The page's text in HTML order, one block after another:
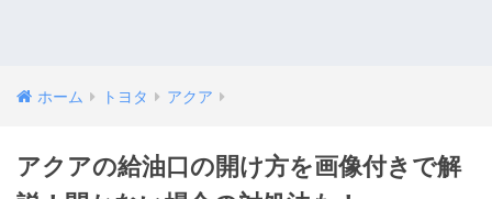
ホーム トヨタ アクア
アクアの給油口の開け方を画像付きで解